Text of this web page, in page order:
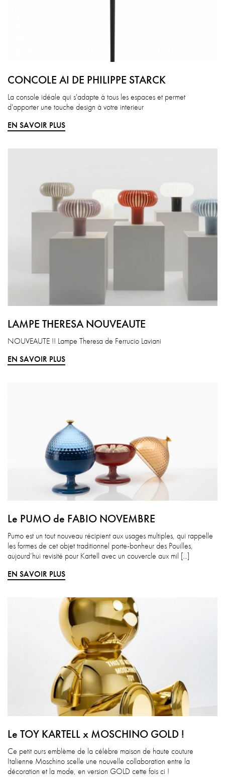
CONCOLE AI DE PHILIPPE STARCK
La console idéale qui s'adapte à tous les espaces et permet
d'apporter une touche design à votre interieur
EN SAVOIR PLUS
LAMPE THERESA NOUVEAUTE
NOUVEAUTE !! Lampe Theresa de Ferrucio Laviani
EN SAVOIR PLUS
Le PUMO de FABIO NOVEMBRE
Pumo est un tout nouveau récipient aux usages multiples, qui rappelle
les formes de cet objet traditionnel porte-bonheur des Pouilles,
aujourd’hui revisité pour Kartell avec un couvercle aux mil [...]
EN SAVOIR PLUS
Le TOY KARTELL x MOSCHINO GOLD !
Ce petit ours emblème de la célèbre maison de haute couture
Italienne Moschino scelle une nouvelle collaboration entre la
décoration et la mode, en version GOLD cette fois ci !